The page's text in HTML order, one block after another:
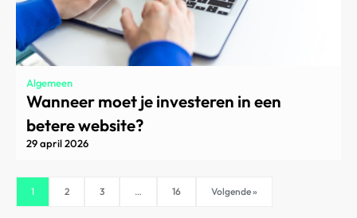
Algemeen
Wanneer moet je investeren in een
betere website?
29 april 2026
1 2 3 … 16 Volgende »